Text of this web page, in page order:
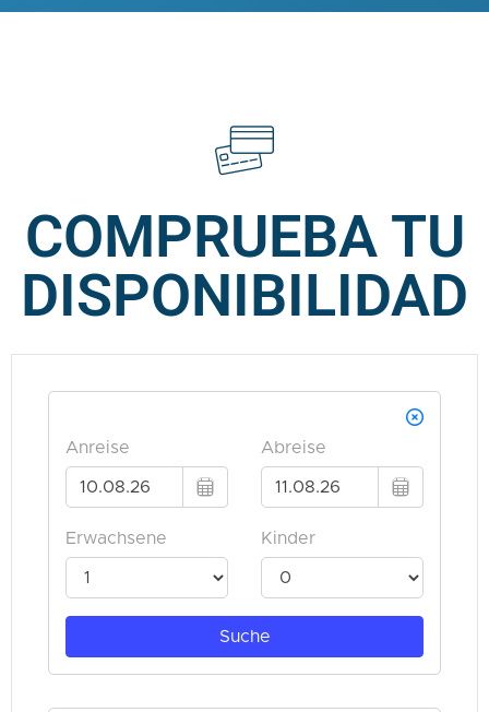
COMPRUEBA TU
DISPONIBILIDAD